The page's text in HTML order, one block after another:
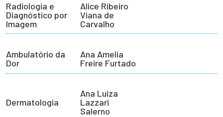
Radiologia e
Diagnóstico por
Imagem
Alice Ribeiro
Viana de
Carvalho
Ambulatório da
Dor
Ana Amelia
Freire Furtado
Dermatologia
Ana Luiza
Lazzari
Salerno